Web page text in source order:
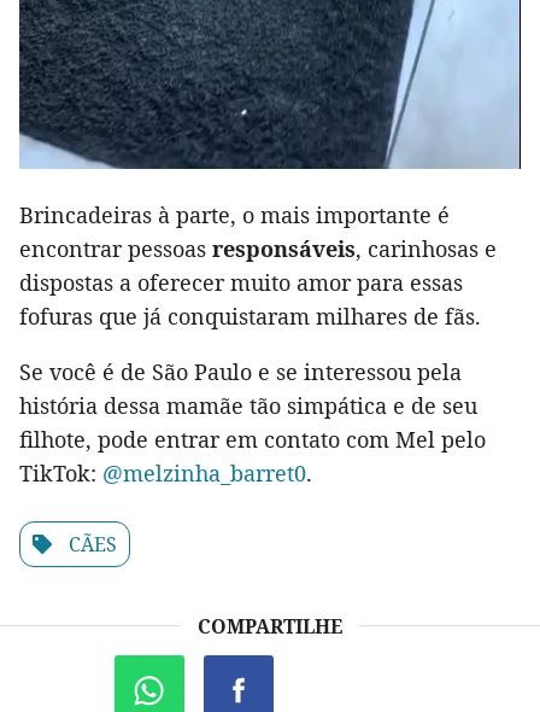
Brincadeiras à parte, o mais importante é
encontrar pessoas responsáveis, carinhosas e
dispostas a oferecer muito amor para essas
fofuras que já conquistaram milhares de fãs.
Se você é de São Paulo e se interessou pela
história dessa mamãe tão simpática e de seu
filhote, pode entrar em contato com Mel pelo
TikTok: @melzinha_barret0.
CÃES
COMPARTILHE